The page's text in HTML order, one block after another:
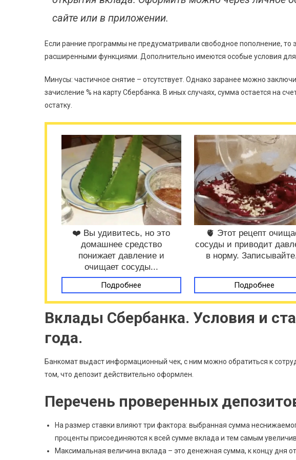
сайте или в приложении.
Если ранние программы не предусматривали свободное пополнение, то
расширенными функциями. Дополнительно имеются особые условия
Минусы: частичное снятие – отсутствует. Однако заранее можно
зачисление % на карту Сбербанка. В иных случаях, сумма остается на
остатку.
❤️ Вы удивитесь, но это
домашнее средство
понижает давление и
очищает сосуды...
Подробнее
🫀 Этот рецепт
сосуды и приводит
в норму.
Подробнее
Вклады Сбербанка. Условия и
года.
Банкомат выдаст информационный чек, с ним можно обратиться к
том, что депозит действительно оформлен.
Перечень проверенных
На размер ставки влияют три фактора: выбранная сумма
проценты присоединяются к всей сумме вклада и тем самым
Максимальная величина вклада – это денежная сумма, к концу дня